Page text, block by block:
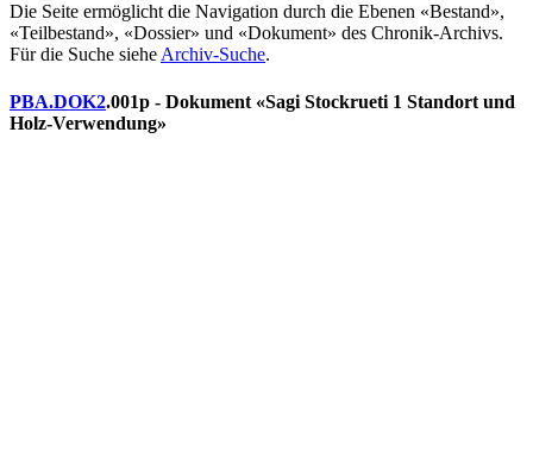
Die Seite ermöglicht die Navigation durch die Ebenen «Bestand»,
«Teilbestand», «Dossier» und «Dokument» des Chronik-Archivs.
Für die Suche sieheArchiv-Suche.
PBA.DOK2.001p - Dokument «Sagi Stockrueti 1 Standort und
Holz-Verwendung»